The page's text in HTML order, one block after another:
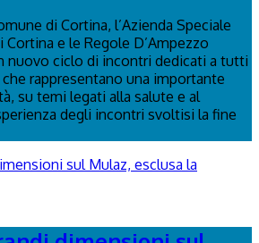
di Cortina, l’Azienda Speciale
Cortina e le Regole D’Ampezzo
nuovo ciclo di incontri dedicati a tutti
rappresentano una importante
su temi legati alla salute e al
degli incontri svoltisi la fine